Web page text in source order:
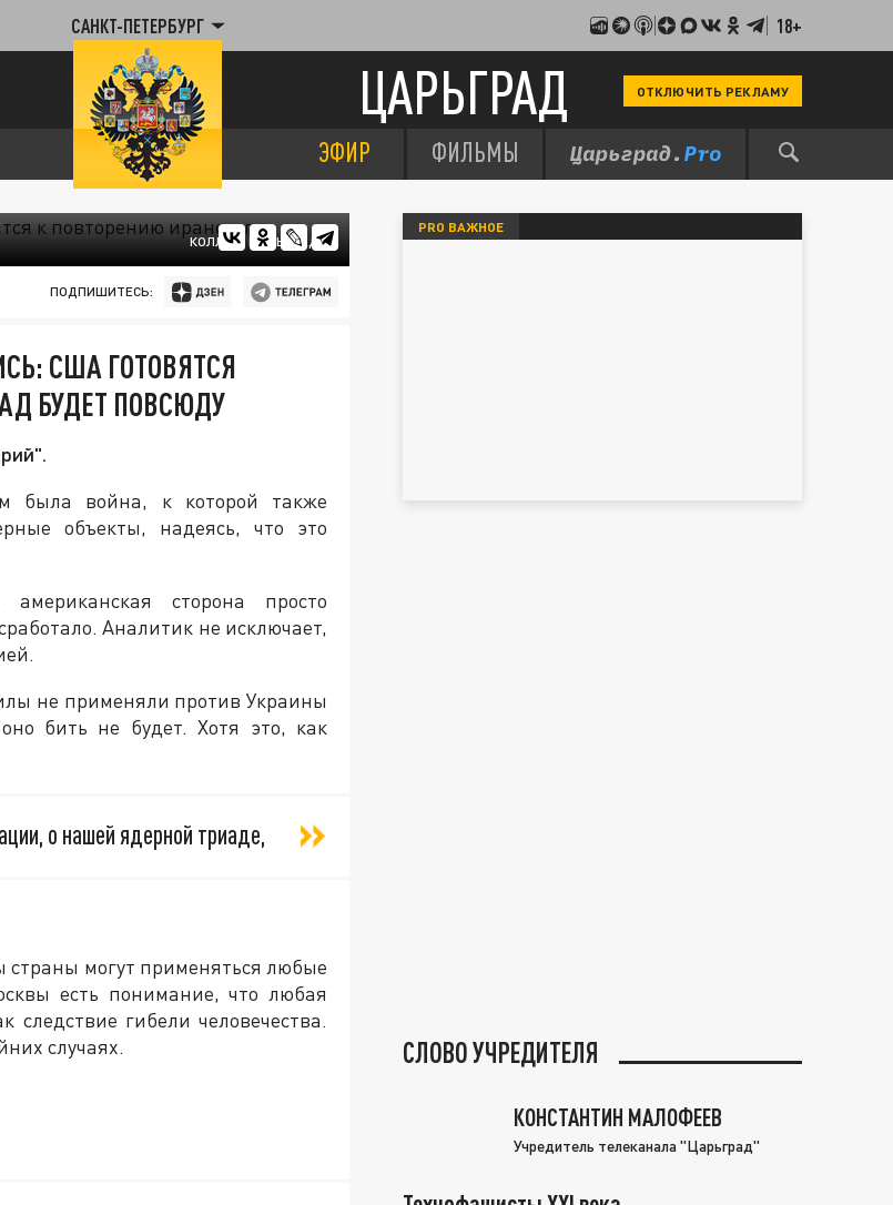
САНКТ-ПЕТЕРБУРГ 18+
ЦАРЬГРАД ОТКЛЮЧИТЬ РЕКЛАМУ
ЭФИР ФИЛЬМЫ
КОЛЛАЖ ЦАРЬГРАДА
ПОДПИШИТЕСЬ:
США ГОТОВЯТСЯ
БУДЕТ ПОВСЮДУ
была война, к которой также
объекты, надеясь, что это
сторона просто
Аналитик не исключает,
не применяли против Украины
бить не будет. Хотя это, как
о нашей ядерной триаде,
страны могут применяться любые
есть понимание, что любая
гибели человечества.
случаях.
PRO ВАЖНОЕ
СЛОВО УЧРЕДИТЕЛЯ
КОНСТАНТИН МАЛОФЕЕВ
Учредитель телеканала "Царьград"